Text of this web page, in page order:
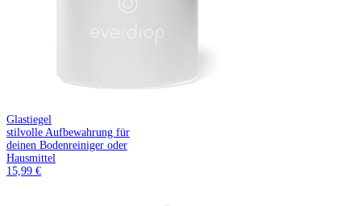
Glastiegel
stilvolle Aufbewahrung für
deinen Bodenreiniger oder
Hausmittel
15,99 €